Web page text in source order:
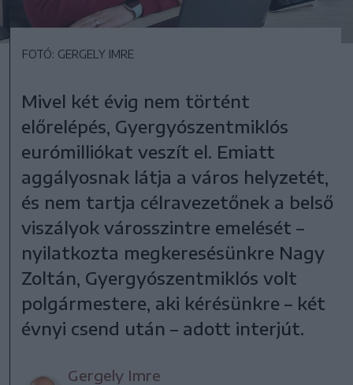
FOTÓ: GERGELY IMRE
Mivel két évig nem történt
előrelépés, Gyergyószentmiklós
eurómilliókat veszít el. Emiatt
aggályosnak látja a város helyzetét,
és nem tartja célravezetőnek a belső
viszályok városszintre emelését –
nyilatkozta megkeresésünkre Nagy
Zoltán, Gyergyószentmiklós volt
polgármestere, aki kérésünkre – két
évnyi csend után – adott interjút.
Gergely Imre